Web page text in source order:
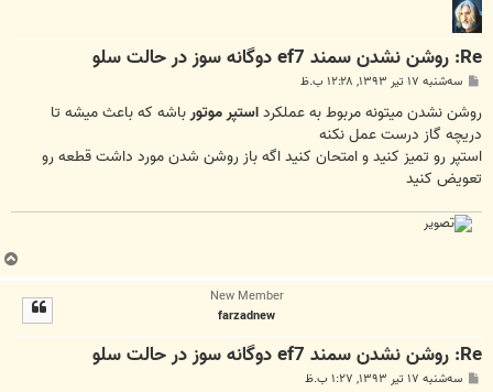
Re: روشن نشدن سمند ef7 دوگانه سوز در حالت سلو
پ
ت
سه‌شنبه ۱۷ تیر ۱۳۹۳, ۱۲:۲۸ ب.ظ
روشن نشدن میتونه مربوط به عملکرداستپر موتورباشه که باعث میشه تا
دریچه گاز درست عمل نکنه
استپر رو تمیز کنید و امتحان کنید اگه باز روشن شدن مورد داشت قطعه رو
تعویض کنید
ب
ا
New Member
farzadnew
Re: روشن نشدن سمند ef7 دوگانه سوز در حالت سلو
پ سه‌شنبه ۱۷ تیر ۱۳۹۳, ۱:۲۷ ب.ظ